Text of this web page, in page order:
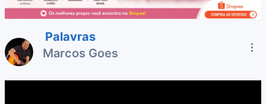
Palavras
Marcos Goes